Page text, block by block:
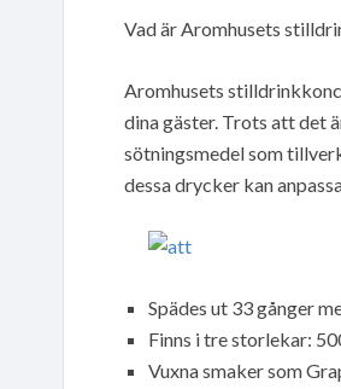
Vad är Aromhusets
Aromhusets
dina gäster. Trots att det
sötningsmedel som
dessa drycker kan
Spädes ut 33 gånger
Finns i tre storlekar:
Vuxna smaker som